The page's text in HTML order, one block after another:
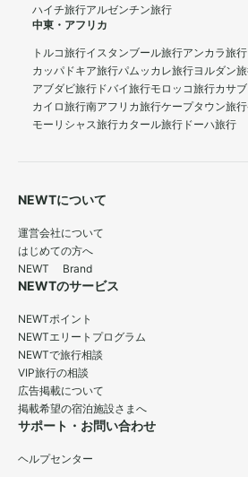
ハイチ旅行アルゼンチン旅行
中東・アフリカ
トルコ旅行イスタンブール旅行アンカラ旅行
カッパドキア旅行パムッカレ旅行ヨルダン
アブダビ旅行 ドバイ旅行モロッコ旅行カサ
カイロ旅行南アフリカ旅行ケープタウン旅行
モーリシャス旅行カタール旅行 ドーハ旅行
NEWTについて
運営会社について
はじめての方へ
NEWT Brand
NEWTのサービス
NEWTポイント
NEWTエリートプログラム
NEWTで旅行相談
VIP旅行の相談
広告掲載について
掲載希望の宿泊施設さまへ
サポート・お問い合わせ
ヘルプセンター